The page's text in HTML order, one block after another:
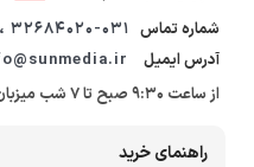
شماره تماس 32684020-031 ،88854020-021
آدرس ایمیل
از ساعت 9:30 صبح تا 7 شب میزبان صدای گرمتان هستیم
راهنمای خرید